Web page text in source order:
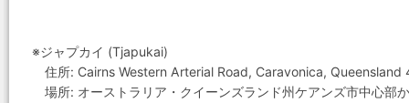
※ジャプカイ (Tjapukai)
住所: Cairns Western Arterial Road, Caravonica, Queensland
場所: オーストラリア・クイーンズランド州ケアンズ市中心部